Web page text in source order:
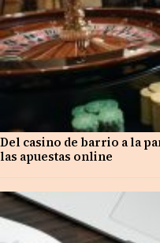
Del casino de barrio a la
las apuestas online